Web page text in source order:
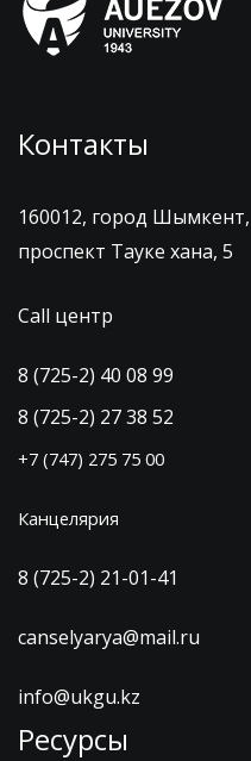
Контакты
160012, город Шымкент,
проспект Тауке хана, 5
Call центр
8 (725-2) 40 08 99
8 (725-2) 27 38 52
+7 (747) 275 75 00
Канцелярия
8 (725-2) 21-01-41
canselyarya@mail.ru
info@ukgu.kz
Ресурсы